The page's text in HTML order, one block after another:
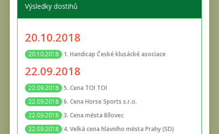
Výsledky dostihů
20.10.2018
20.10.2018 1. Handicap České klusácké asociace
22.09.2018
22.09.2018 5. Cena TOI TOI
22.09.2018 6. Cena Horse Sports s.r.o.
22.09.2018 3. Cena města Bílovec
22.09.2018
4. Velká cena hlavního města Prahy (SD)